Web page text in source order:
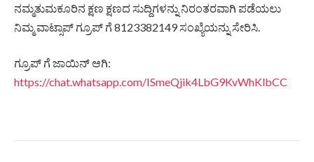
ನಮ್ಮತುಮಕೂರಿನ ಕ್ಷಣ ಕ್ಷಣದ ಸುದ್ದಿಗಳನ್ನು ನಿರಂತರವಾಗಿ ಪಡೆಯಲು
ನಿಮ್ಮ ವಾಟ್ಸಾಪ್ ಗ್ರೂಪ್ ಗೆ 8123382149 ಸಂಖ್ಯೆಯನ್ನು ಸೇರಿಸಿ.
ಗ್ರೂಪ್ ಗೆ ಜಾಯಿನ್ ಆಗಿ:
https://chat.whatsapp.com/ISmeQjik4LbG9KvWhKlbCC